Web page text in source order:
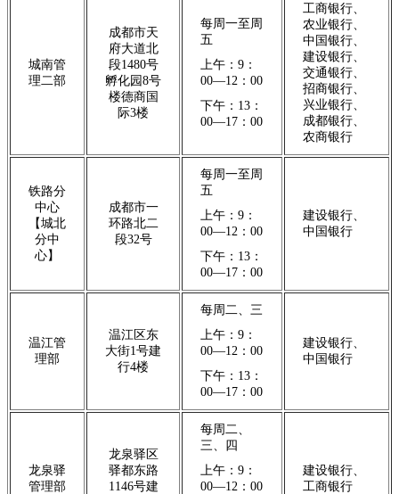
城南管
理二部
成都市天
府大道北
段1480号
孵化园8号
楼德商国
际3楼
每周一至周
五
上午：9：
00—12：00
下午：13：
00—17：00
工商银行、
农业银行、
中国银行、
建设银行、
交通银行、
招商银行、
兴业银行、
成都银行、
农商银行
铁路分
中心
【城北
分中
心】
成都市一
环路北二
段32号
每周一至周
五
上午：9：
00—12：00
下午：13：
00—17：00
建设银行、
中国银行
温江管
理部
温江区东
大街1号建
行4楼
每周二、三
上午：9：
00—12：00
下午：13：
00—17：00
建设银行、
中国银行
龙泉驿
管理部
龙泉驿区
驿都东路
1146号建
每周二、
三、四
上午：9：
00—12：00
建设银行、
工商银行